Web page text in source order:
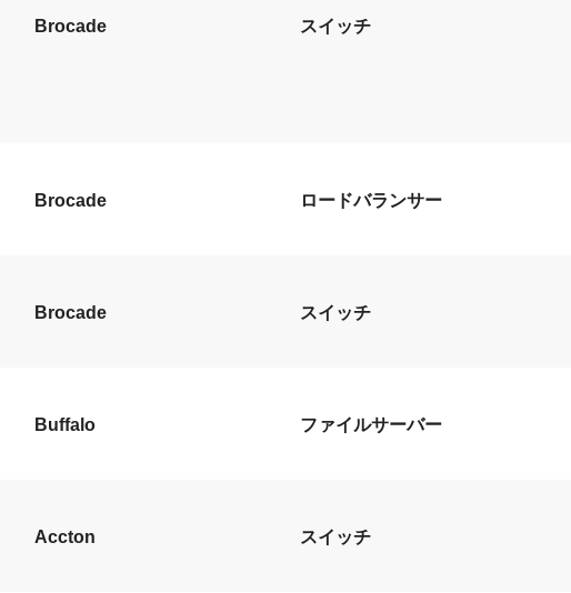
Brocade スイッチ
Brocade ロードバランサー
Brocade スイッチ
Buffalo ファイルサーバー
Accton スイッチ